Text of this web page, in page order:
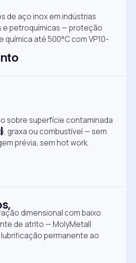
de aço inox em indústrias
e petroquímicas — proteção
química até 500°C com VP10-
sobre superfície contaminada
graxa ou combustível — sem
prévia, sem hot work.
dimensional com baixo
de atrito — MolyMetall
permanente ao